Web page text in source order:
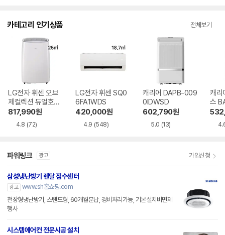
카테고리 인기상품 전체보기
LG전자 휘센 오브
제컬렉션 듀얼호스
PQ08FDWBS
817,990원
4.8 (72)
LG전자 휘센 SQ0
6FA1WDS
420,000원
4.9 (548)
캐리어 DAPB-009
0IDWSD
602,790원
5.0 (13)
캐리
스
파워링크 광고 가입신청
삼성냉난방기 렌탈 접수센터
광고 www.sh홈쇼핑.com
천장형냉난방기, 스탠드형, 60개월분납, 경비처리가능, 기본설치비면제
행사
시스템에어컨 전문시공 설치